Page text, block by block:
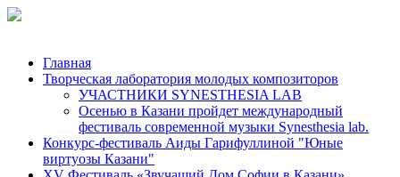
Главная
Творческая лаборатория молодых композиторов
УЧАСТНИКИ SYNESTHESIA LAB
Осенью в Казани пройдет международный
фестиваль современной музыки Synesthesia lab.
Конкурс-фестиваль Аиды Гарифуллиной "Юные
виртуозы Казани"